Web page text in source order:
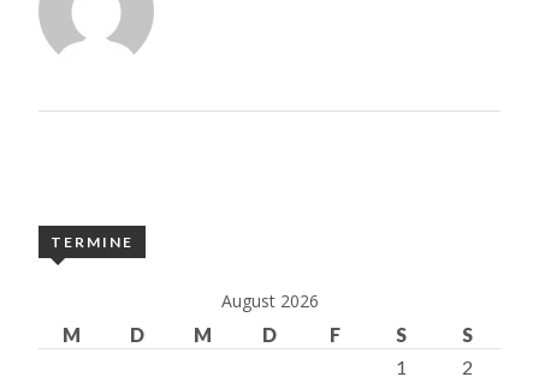
TERMINE
August 2026
M
D M D F S
S
1
2